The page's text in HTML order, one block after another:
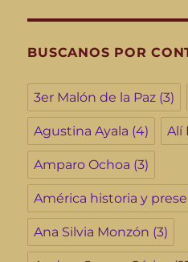
BUSCANOS POR
3er Malón de la Paz (3)
Agustina Ayala (4) Alí
Amparo Ochoa (3)
América historia y
Ana Silvia Monzón (3)